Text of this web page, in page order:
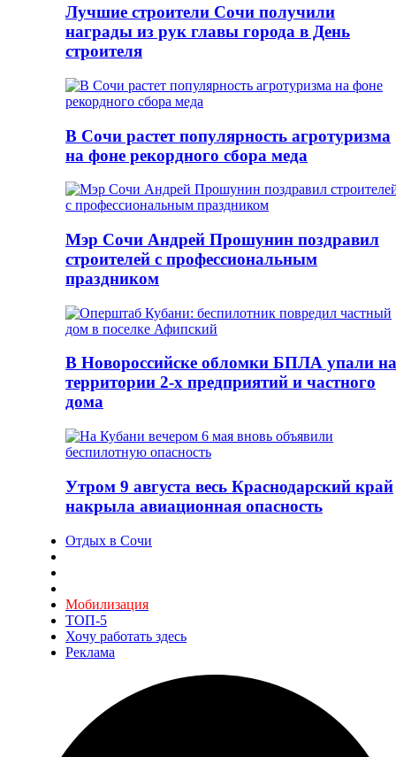
Лучшие строители Сочи получили
награды из рук главы города в День
строителя
В Сочи растет популярность агротуризма
на фоне рекордного сбора меда
Мэр Сочи Андрей Прошунин поздравил
строителей с профессиональным
праздником
В Новороссийске обломки БПЛА упали на
территории 2-х предприятий и частного
дома
Утром 9 августа весь Краснодарский край
накрыла авиационная опасность
Отдых в Сочи
Мобилизация
ТОП-5
Хочу работать здесь
Реклама